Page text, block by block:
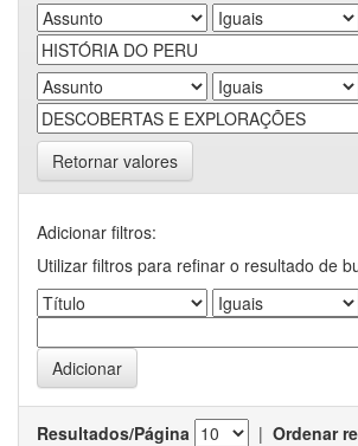
Retornar valores
Adicionar filtros:
Utilizar filtros para refinar o resultado de
Resultados/Página | Ordenar